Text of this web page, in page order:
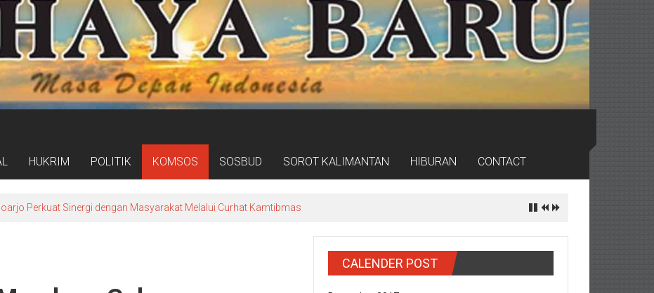
HUKRIM POLITIK KOMSOS SOSBUD SOROT KALIMANTAN HIBURAN CONTACT
Perkuat Sinergi dengan Masyarakat Melalui Curhat Kamtibmas
CALENDER POST